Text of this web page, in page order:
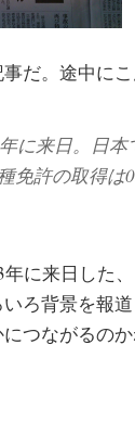
だ。途中にこ
に来日。日
免許の取得は
に来日した
ろ背景を報
つながるのか